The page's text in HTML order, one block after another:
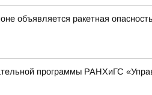
объявляется ракетная
программы РАНХиГС